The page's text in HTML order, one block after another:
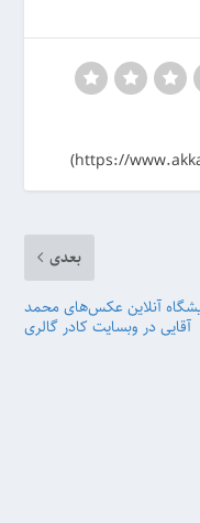
بعدی
آنلاین عکس‌های محمد
آقایی در وبسایت کادر گالری